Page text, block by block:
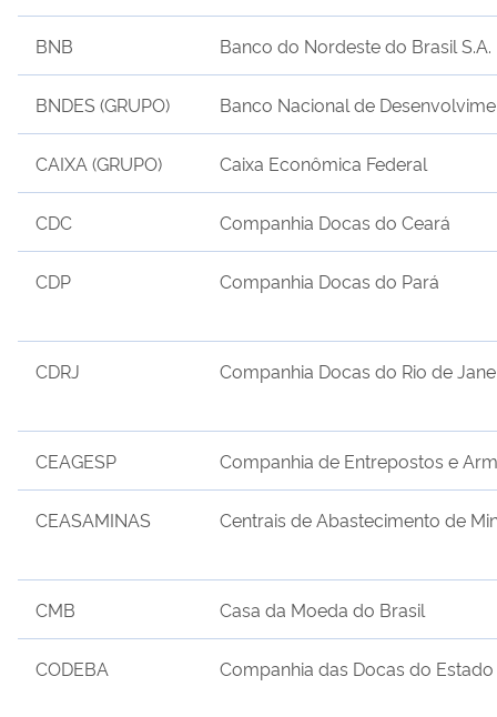
BNB Banco do Nordeste do Brasil S.A.
BNDES (GRUPO) Banco Nacional de
CAIXA (GRUPO) Caixa Econômica Federal
CDC Companhia Docas do Ceará
CDP Companhia Docas do Pará
CDRJ Companhia Docas do Rio de
CEAGESP Companhia de Entrepostos e
CEASAMINAS Centrais de Abastecimento de
CMB Casa da Moeda do Brasil
CODEBA Companhia das Docas do